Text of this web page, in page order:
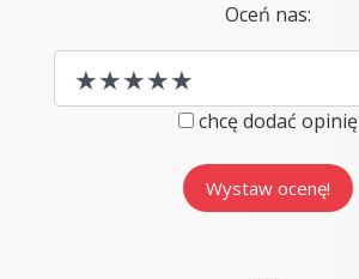
Oceń nas:
chcę dodać opinię